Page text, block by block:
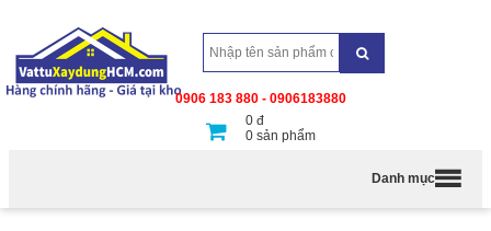
0906 183 880 - 0906183880
0 đ
0 sản phẩm
Danh mục